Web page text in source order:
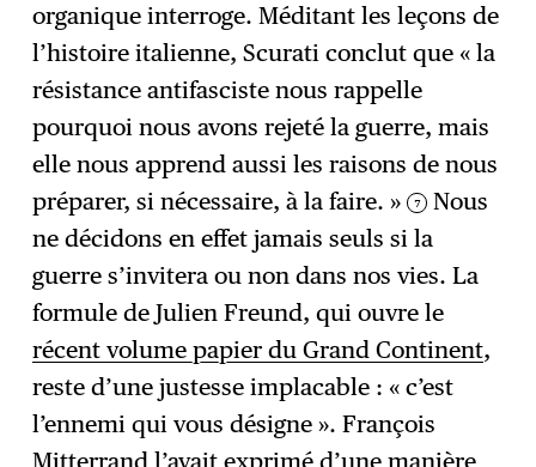
organique interroge. Méditant les leçons de
l’histoire italienne, Scurati conclut que « la
résistance antifasciste nous rappelle
pourquoi nous avons rejeté la guerre, mais
elle nous apprend aussi les raisons de nous
préparer, si nécessaire, à la faire. » 7
Nous
ne décidons en effet jamais seuls si la
guerre s’invitera ou non dans nos vies. La
formule de Julien Freund, qui ouvre le
récent volume papier du Grand Continent,
reste d’une justesse implacable : « c’est
l’ennemi qui vous désigne ». François